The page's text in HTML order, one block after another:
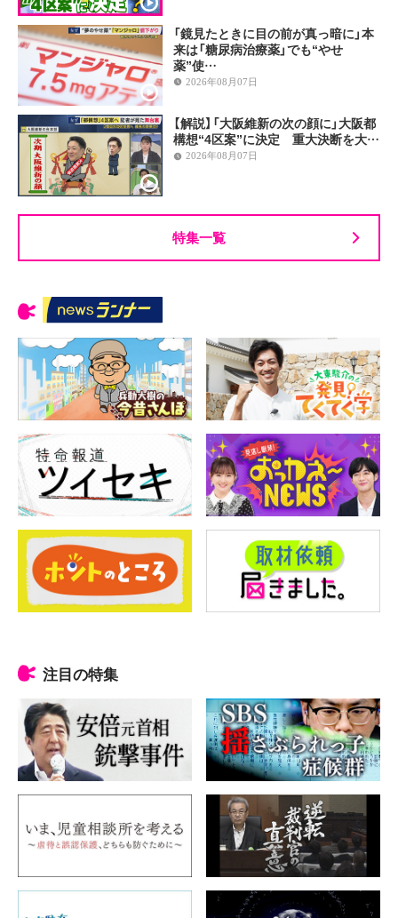
「鏡見たときに目の前が真っ暗に」本
来は「糖尿病治療薬」でも“やせ
薬”使…
2026年08月07日
【解説】「大阪維新の次の顔に」大阪都
構想“4区案”に決定 重大決断を大…
2026年08月07日
特集一覧
注目の特集